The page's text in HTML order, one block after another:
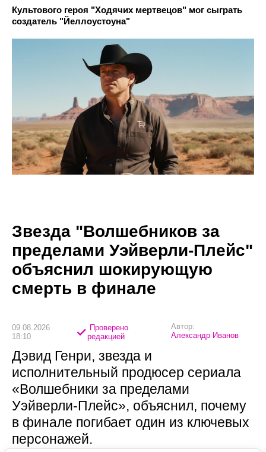
Культового героя "Ходячих мертвецов" мог сыграть
создатель "Йеллоустоуна"
Звезда "Волшебников за
пределами Уэйверли-Плейс"
объяснил шокирующую
смерть в финале
09.08.2026
18:10
Проверено
редакцией
Автор:
Александр Иванов
Дэвид Генри, звезда и
исполнительный продюсер сериала
«Волшебники за пределами
Уэйверли-Плейс», объяснил, почему
в финале погибает один из ключевых
персонажей.